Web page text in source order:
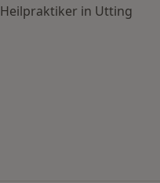
Heilpraktiker in Utting